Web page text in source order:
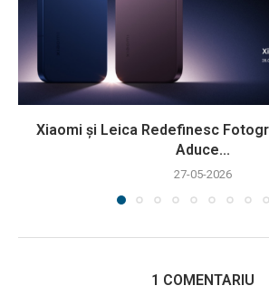
Xiaomi și Leica Redefinesc
Aduce...
27-05-2026
1 COMENTARIU